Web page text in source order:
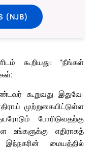
(NJB)
கூறியது: “நீங்கள்
கூறுவது இதுவே:
முற்றுகையிட்டுள்ள
போரிடுவதற்கு
எதிராகத்
மையத்தில்